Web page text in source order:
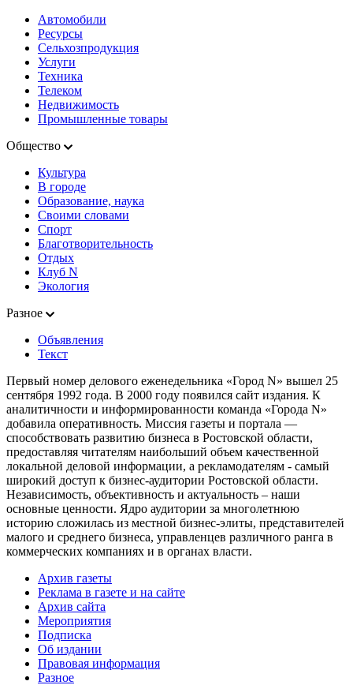
Автомобили
Ресурсы
Сельхозпродукция
Услуги
Техника
Телеком
Недвижимость
Промышленные товары
Общество
Культура
В городе
Образование, наука
Своими словами
Спорт
Благотворительность
Отдых
Клуб N
Экология
Разное
Объявления
Текст
Первый номер делового еженедельника «Город N» вышел 25
сентября 1992 года. В 2000 году появился сайт издания. К
аналитичности и информированности команда «Города N»
добавила оперативность. Миссия газеты и портала —
способствовать развитию бизнеса в Ростовской области,
предоставляя читателям наибольший объем качественной
локальной деловой информации, а рекламодателям - самый
широкий доступ к бизнес-аудитории Ростовской области.
Независимость, объективность и актуальность – наши
основные ценности. Ядро аудитории за многолетнюю
историю сложилась из местной бизнес-элиты, представителей
малого и среднего бизнеса, управленцев различного ранга в
коммерческих компаниях и в органах власти.
Архив газеты
Реклама в газете и на сайте
Архив сайта
Мероприятия
Подписка
Об издании
Правовая информация
Разное